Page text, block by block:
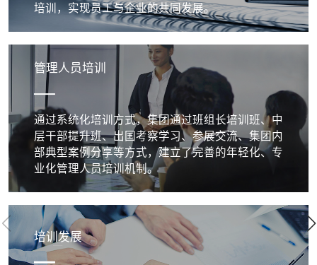
培训，实现员工与企业的共同发展。
管理人员培训
通过系统化培训方式，集团通过班组长培训班、中
层干部提升班、出国考察学习、参展交流、集团内
部典型案例分享等方式，建立了完善的年轻化、专
业化管理人员培训机制。
培训发展